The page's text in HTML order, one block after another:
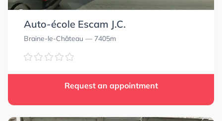
Auto-école Escam J.C.
Braine-le-Château — 7405m
Request an appointment